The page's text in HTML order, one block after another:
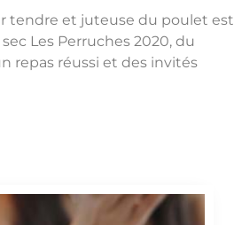
tendre et juteuse du poulet est
Les Perruches 2020, du
repas réussi et des invités